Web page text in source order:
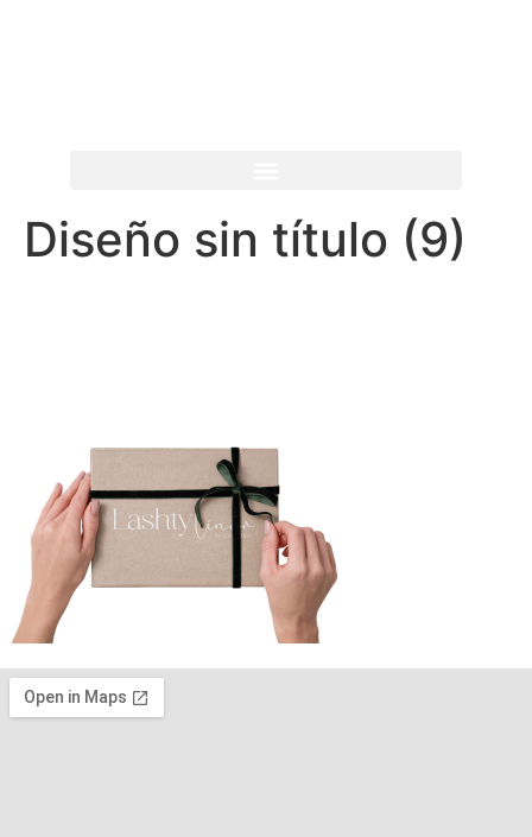
Diseño sin título (9)